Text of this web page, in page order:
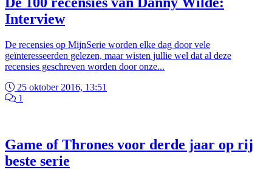
Interview
De recensies op MijnSerie worden elke dag door vele
geïnteresseerden gelezen, maar wisten jullie wel dat al deze
recensies geschreven worden door onze...
25 oktober 2016, 13:51
1
Game of Thrones voor derde jaar op rij
beste serie